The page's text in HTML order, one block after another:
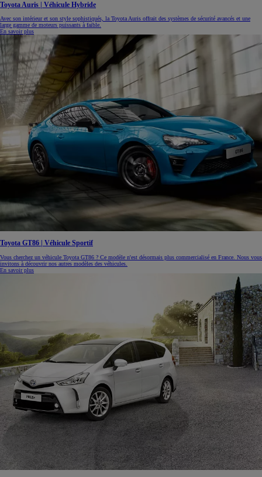
Toyota Auris | Véhicule Hybride
Avec son intérieur et son style sophistiqués, la Toyota Auris offrait des systèmes de sécurité avancés et une
large gamme de moteurs puissants à faible.
En savoir plus
Toyota GT86 | Véhicule Sportif
Vous cherchez un véhicule Toyota GT86 ? Ce modèle n'est désormais plus commercialisé en France. Nous vous
invitons à découvrir nos autres modèles des véhicules.
En savoir plus